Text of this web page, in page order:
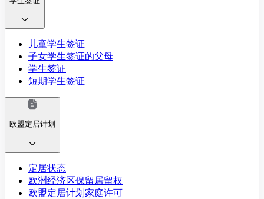
儿童学生签证
子女学生签证的父母
学生签证
短期学生签证
欧盟定居计划
定居状态
欧洲经济区保留居留权
欧盟定居计划家庭许可